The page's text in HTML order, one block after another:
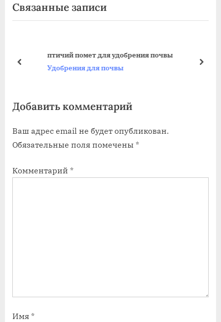
записям
д
ы
щ
з
п
и
ь
е
д
з
п
и
ь
Связанные записи
птичий помет для удобрения почвы
Удобрения для почвы
пред
Добавить комментарий
Ваш адрес email не будет опубликован.
Обязательные поля помечены *
Комментарий *
Имя *